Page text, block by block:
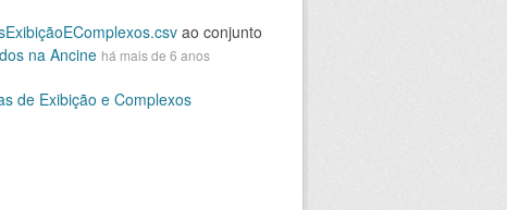
ao conjunto
na Ancine há mais de 6 anos
de Exibição e Complexos